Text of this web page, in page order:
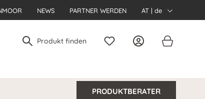
NEWS PARTNER WERDEN AT | de
PRODUKTBERATER